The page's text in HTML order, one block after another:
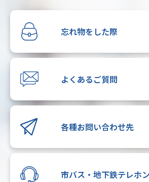
忘れ物をした際
よくあるご質問
各種お問い合わせ先
市バス・地下鉄テレホ